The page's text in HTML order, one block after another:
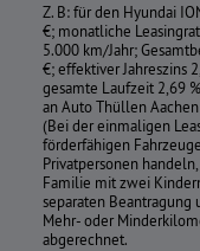
Z. B: für den Hyundai
€; monatliche
5.000 km/Jahr;
€; effektiver Jahreszins
gesamte Laufzeit 2,69
an Auto Thüllen
(Bei der einmaligen
förderfähigen
Privatpersonen
Familie mit zwei
separaten Beantragung
Mehr- oder
abgerechnet.